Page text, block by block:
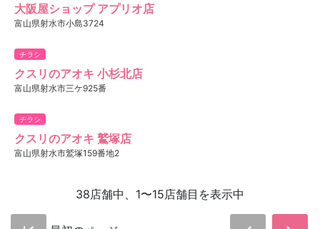
大阪屋ショップ アプリオ店
富山県射水市小島3724
チラシ
クスリのアオキ 小杉北店
富山県射水市三ケ925番
チラシ
クスリのアオキ 鷲塚店
富山県射水市鷲塚159番地2
38店舗中、1〜15店舗目を表示中